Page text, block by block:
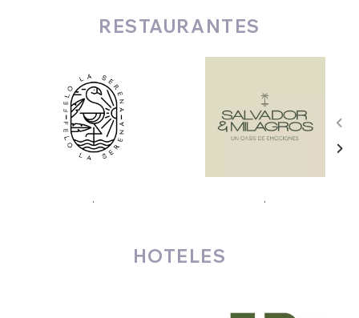
RESTAURANTES
. .
HOTELES